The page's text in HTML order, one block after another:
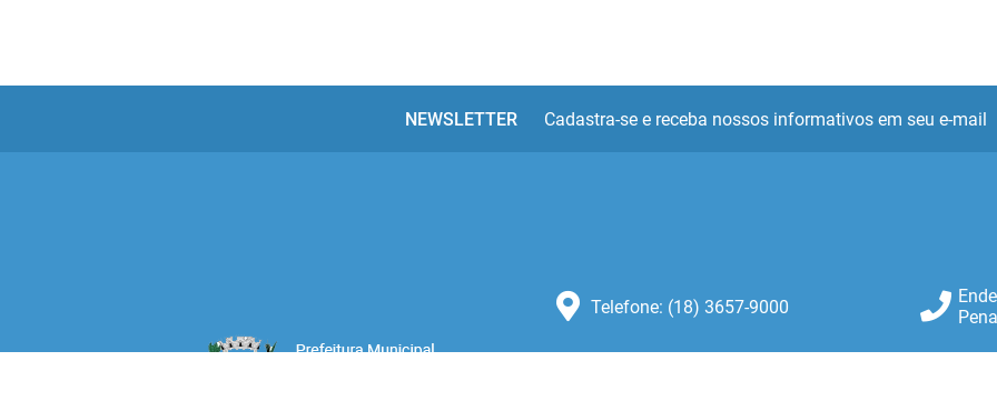
NEWSLETTER Cadastra-se e receba nossos informativos em seu e-mail
Telefone: (18) 3657-9000